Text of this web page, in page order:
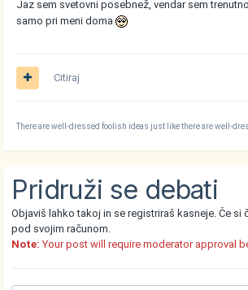
Jaz sem svetovni posebnež, vendar sem
samo pri meni doma
Citiraj
There are well-dressed foolish ideas just like there are well-
Pridruži se debati
Objaviš lahko takoj in se registriraš kasneje. Če si
pod svojim računom.
Note: Your post will require moderator approval